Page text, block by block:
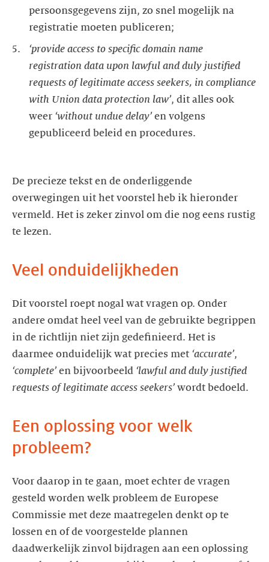
persoonsgegevens zijn, zo snel mogelijk na
‘provide access to specific domain name
registration data upon lawful and duly justified
requests of legitimate access seekers, in compliance
with Union data protection law’, dit alles ook
weer ‘without undue delay’en volgens
gepubliceerd beleid en procedures.
De precieze tekst en de onderliggende
overwegingen uit het voorstel heb ik hieronder
vermeld. Het is zeker zinvol om die nog eens rustig
te lezen.
Veel onduidelijkheden
Dit voorstel roept nogal wat vragen op. Onder
andere omdat heel veel van de gebruikte begrippen
in de richtlijn niet zijn gedefinieerd. Het is
daarmee onduidelijk wat precies met ‘accurate’,
‘complete’en bijvoorbeeld ‘lawful and duly justified
requests of legitimate access seekers’wordt bedoeld.
Een oplossing voor welk
probleem?
Voor daarop in te gaan, moet echter de vragen
gesteld worden welk probleem de Europese
Commissie met deze maatregelen denkt op te
lossen en of de voorgestelde plannen
daadwerkelijk zinvol bijdragen aan een oplossing